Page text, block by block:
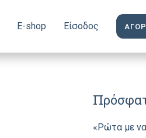
E-shop Είσοδος
«Ρώτα με